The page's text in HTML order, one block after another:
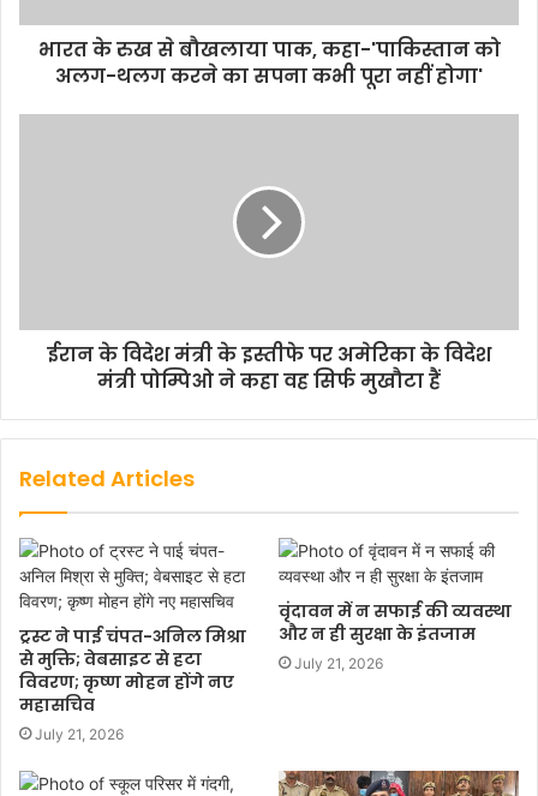
भारत के रुख से बौखलाया पाक, कहा-'पाकिस्तान को
अलग-थलग करने का सपना कभी पूरा नहीं होगा'
ईरान के विदेश मंत्री के इस्तीफे पर अमेरिका के विदेश
मंत्री पोम्पिओ ने कहा वह सिर्फ मुखौटा हैं
Related Articles
ट्रस्ट ने पाई चंपत-अनिल मिश्रा
से मुक्ति; वेबसाइट से हटा
विवरण; कृष्ण मोहन होंगे नए
महासचिव
July 21, 2026
वृंदावन में न सफाई की व्यवस्था
और न ही सुरक्षा के इंतजाम
July 21, 2026